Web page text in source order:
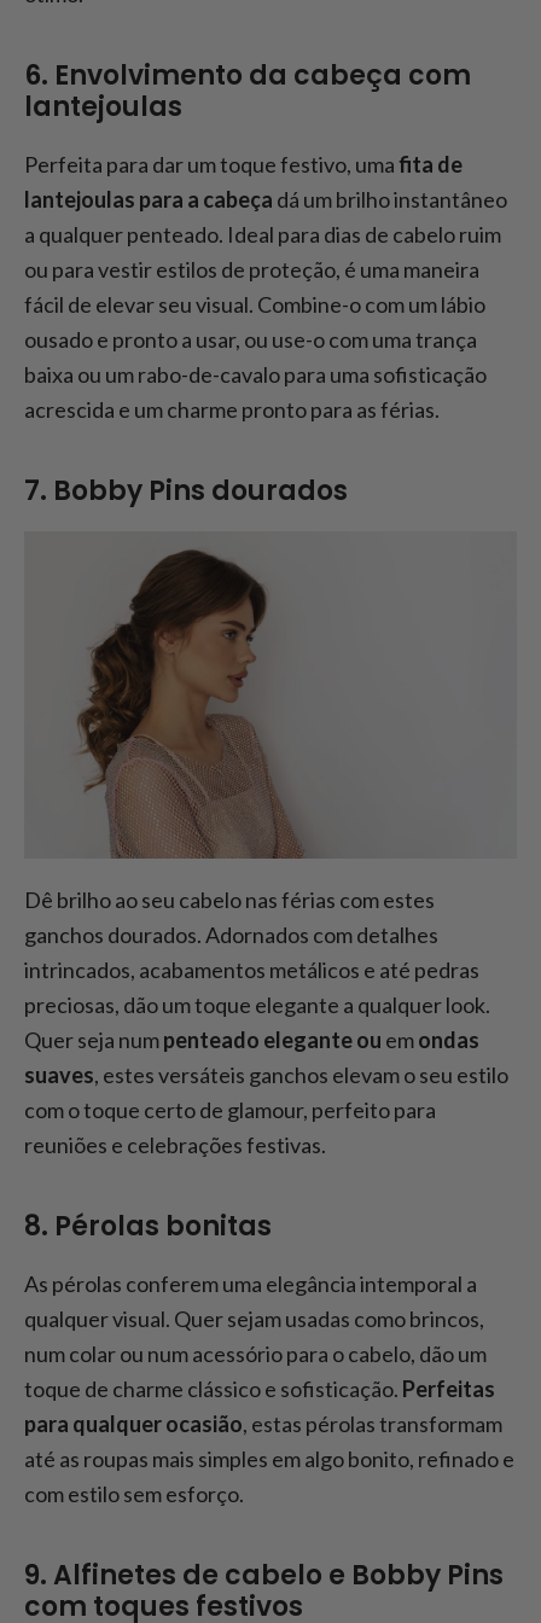
6. Envolvimento da cabeça com
lantejoulas
Perfeita para dar um toque festivo, umafita de
lantejoulas para a cabeça dá um brilho instantâneo
a qualquer penteado. Ideal para dias de cabelo ruim
ou para vestir estilos de proteção, é uma maneira
fácil de elevar seu visual. Combine-o com um lábio
ousado e pronto a usar, ou use-o com uma trança
baixa ou um rabo-de-cavalo para uma sofisticação
acrescida e um charme pronto para as férias.
7. Bobby Pins dourados
Dê brilho ao seu cabelo nas férias com estes
ganchos dourados. Adornados com detalhes
intrincados, acabamentos metálicos e até pedras
preciosas, dão um toque elegante a qualquer look.
Quer seja numpenteado elegante ou emondas
suaves, estes versáteis ganchos elevam o seu estilo
com o toque certo de glamour, perfeito para
reuniões e celebrações festivas.
8. Pérolas bonitas
As pérolas conferem uma elegância intemporal a
qualquer visual. Quer sejam usadas como brincos,
num colar ou num acessório para o cabelo, dão um
toque de charme clássico e sofisticação. Perfeitas
para qualquer ocasião, estas pérolas transformam
até as roupas mais simples em algo bonito, refinado e
com estilo sem esforço.
9. Alfinetes de cabelo e Bobby Pins
com toques festivos